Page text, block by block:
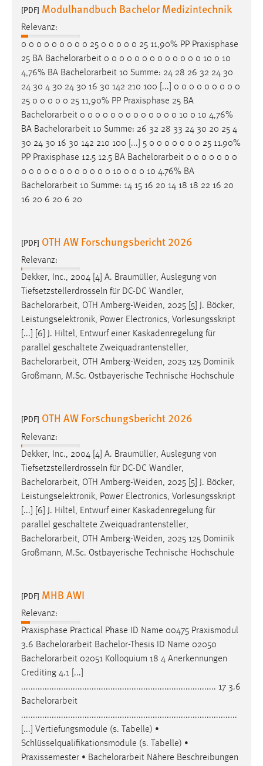
[PDF] Modulhandbuch Bachelor Medizintechnik
Relevanz:
0 0 0 0 0 0 0 0 0 25 0 0 0 0 0 25 11,90% PP Praxisphase
25 BA Bachelorarbeit 0 0 0 0 0 0 0 0 0 0 0 0 0 10 0 10
4,76% BA Bachelorarbeit 10 Summe: 24 28 26 32 24 30
24 30 4 30 24 30 16 30 142 210 100 [...] 0 0 0 0 0 0 0 0 0
25 0 0 0 0 0 25 11,90% PP Praxisphase 25 BA
Bachelorarbeit 0 0 0 0 0 0 0 0 0 0 0 0 0 10 0 10 4,76%
BA Bachelorarbeit 10 Summe: 26 32 28 33 24 30 20 25 4
30 24 30 16 30 142 210 100 [...] 5 0 0 0 0 0 0 0 25 11.90%
PP Praxisphase 12.5 12.5 BA Bachelorarbeit 0 0 0 0 0 0 0
0 0 0 0 0 0 0 0 0 0 0 0 10 0 0 0 10 4.76% BA
Bachelorarbeit 10 Summe: 14 15 16 20 14 18 18 22 16 20
16 20 6 20 6 20
[PDF] OTH AW Forschungsbericht 2026
Relevanz:
Dekker, Inc., 2004 [4] A. Braumüller, Auslegung von
Tiefsetzstellerdrosseln für DC-DC Wandler,
Bachelorarbeit, OTH Amberg-Weiden, 2025 [5] J. Böcker,
Leistungselektronik, Power Electronics, Vorlesungsskript
[...] [6] J. Hiltel, Entwurf einer Kaskadenregelung für
parallel geschaltete Zweiquadrantensteller,
Bachelorarbeit, OTH Amberg-Weiden, 2025 125 Dominik
Großmann, M.Sc. Ostbayerische Technische Hochschule
[PDF] OTH AW Forschungsbericht 2026
Relevanz:
Dekker, Inc., 2004 [4] A. Braumüller, Auslegung von
Tiefsetzstellerdrosseln für DC-DC Wandler,
Bachelorarbeit, OTH Amberg-Weiden, 2025 [5] J. Böcker,
Leistungselektronik, Power Electronics, Vorlesungsskript
[...] [6] J. Hiltel, Entwurf einer Kaskadenregelung für
parallel geschaltete Zweiquadrantensteller,
Bachelorarbeit, OTH Amberg-Weiden, 2025 125 Dominik
Großmann, M.Sc. Ostbayerische Technische Hochschule
[PDF] MHB AWI
Relevanz:
Praxisphase Practical Phase ID Name 00475 Praxismodul
3.6 Bachelorarbeit Bachelor-Thesis ID Name 02050
Bachelorarbeit 02051 Kolloquium 18 4 Anerkennungen
Crediting 4.1 [...]
................................................................................... 17 3.6
Bachelorarbeit
............................................................................................
[...] Vertiefungsmodule (s. Tabelle) •
Schlüsselqualifikationsmodule (s. Tabelle) •
Praxissemester • Bachelorarbeit Nähere Beschreibungen
einloggen zu können.
Cookie Laufzeit:
24 Stunden
STATISTIK
Statistik Cookies erfassen Informationen anonym.
Diese Informationen helfen uns zu verstehen, wie
unsere Besucher unsere Website nutzen.
Matomo
Name:
_pk_ref, _pk_cvar, _pk_id, _pk_ses
Zugriffsstatistik
Cookie Laufzeit:
Max. 13 Monate
MARKETING
Marketing Cookies werden von Drittanbietern
verwendet, um personalisierte Werbung anzuzeigen.
Sie tun dies, indem sie Besucher über Websites
hinweg verfolgen.
Name:
Anbieter:
Google Ireland Limited
Zweck:
Conversion-Tracking
Cookie Laufzeit:
3 Monate
Anbieter:
Facebook
Zweck:
Conversion-Tracking
3 Monate